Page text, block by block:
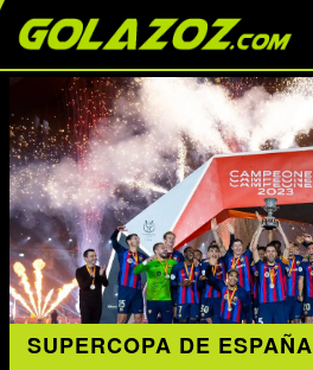
SUPERCOPA DE ESPAÑA